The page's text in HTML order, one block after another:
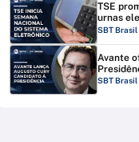
TSE
urnas
SBT Brasil
Avante
SBT Brasil